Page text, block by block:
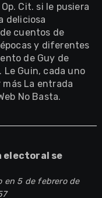
Cit. si le pusiera
deliciosa
cuentos de
y diferentes
de Guy de
Le Guin, cada uno
más La entrada
No Basta.
electoral se
en 5 de febrero de